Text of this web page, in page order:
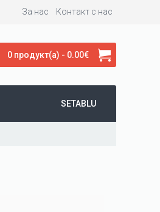
За нас Контакт с нас
0 продукт(а) - 0.00€
SETABLU